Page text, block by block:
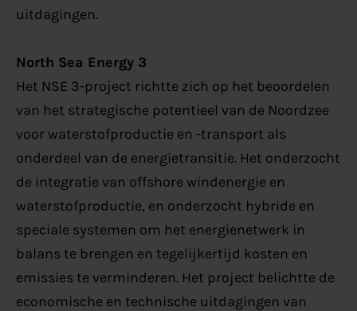
uitdagingen.
North Sea Energy 3
Het NSE 3-project richtte zich op het beoordelen
van het strategische potentieel van de Noordzee
voor waterstofproductie en -transport als
onderdeel van de energietransitie. Het onderzocht
de integratie van offshore windenergie en
waterstofproductie, en onderzocht hybride en
speciale systemen om het energienetwerk in
balans te brengen en tegelijkertijd kosten en
emissies te verminderen. Het project belichtte de
economische en technische uitdagingen van